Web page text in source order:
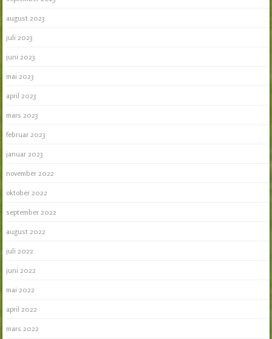
august 2023
juli 2023
juni 2023
mai 2023
april 2023
mars 2023
februar 2023
januar 2023
november 2022
oktober 2022
september 2022
august 2022
juli 2022
juni 2022
mai 2022
april 2022
mars 2022